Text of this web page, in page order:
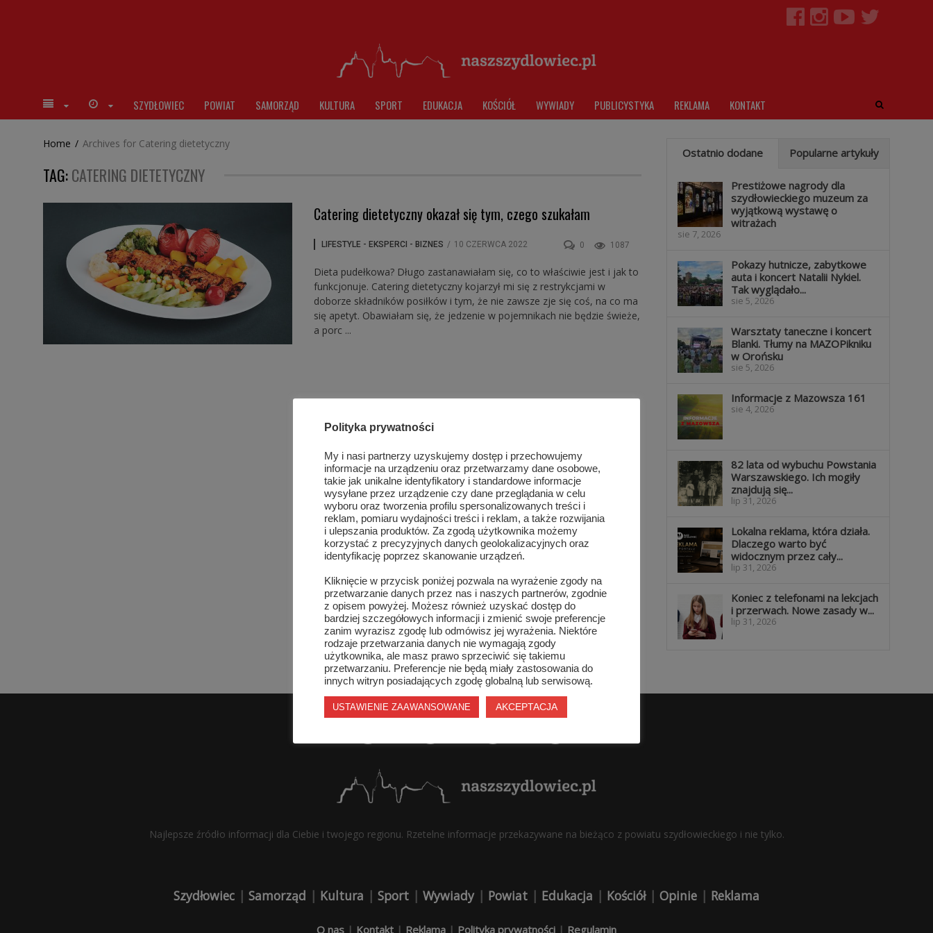
SZYDŁOWIEC POWIAT SAMORZĄD KULTURA SPORT EDUKACJA KOŚCIÓŁ WYWIADY PUBLICYSTYKA REKLAMA KONTAKT
Home / Archives for Catering dietetyczny
TAG:CATERING DIETETYCZNY
Catering dietetyczny okazał się tym, czego szukałam
LIFESTYLE - EKSPERCI - BIZNES / 10 CZERWCA 2022 0 1087
Dieta pudełkowa? Długo zastanawiałam się, co to właściwie jest i jak to
funkcjonuje. Catering dietetyczny kojarzył mi się z restrykcjami w
doborze składników posiłków i tym, że nie zawsze zje się coś, na co ma
się apetyt. Obawiałam się, że jedzenie w pojemnikach nie będzie świeże,
a porc ...
Ostatnio dodane Popularne artykuły
Prestiżowe nagrody dla
szydłowieckiego muzeum za
wyjątkową wystawę o
witrażach
sie 7, 2026
Pokazy hutnicze, zabytkowe
auta i koncert Natalii Nykiel.
Tak wyglądało...
sie 5, 2026
Warsztaty taneczne i koncert
Blanki. Tłumy na MAZOPikniku
w Orońsku
sie 5, 2026
Informacje z Mazowsza 161
sie 4, 2026
82 lata od wybuchu Powstania
Warszawskiego. Ich mogiły
znajdują się...
lip 31, 2026
Lokalna reklama, która działa.
Dlaczego warto być
widocznym przez cały...
lip 31, 2026
Koniec z telefonami na lekcjach
i przerwach. Nowe zasady w...
lip 31, 2026
Najlepsze źródło informacji dla Ciebie i twojego regionu. Rzetelne informacje przekazywane na bieżąco z powiatu szydłowieckiego i nie tylko.
Szydłowiec | Samorząd | Kultura | Sport | Wywiady| Powiat | Edukacja | Kościół| Opinie | Reklama
O nas | Kontakt | Reklama | Polityka prywatności | Regulamin
Polityka prywatności
My i nasi partnerzy uzyskujemy dostęp i przechowujemy
informacje na urządzeniu oraz przetwarzamy dane osobowe,
takie jak unikalne identyfikatory i standardowe informacje
wysyłane przez urządzenie czy dane przeglądania w celu
wyboru oraz tworzenia profilu spersonalizowanych treści i
reklam, pomiaru wydajności treści i reklam, a także rozwijania
i ulepszania produktów. Za zgodą użytkownika możemy
korzystać z precyzyjnych danych geolokalizacyjnych oraz
identyfikację poprzez skanowanie urządzeń.
Kliknięcie w przycisk poniżej pozwala na wyrażenie zgody na
przetwarzanie danych przez nas i naszych partnerów, zgodnie
z opisem powyżej. Możesz również uzyskać dostęp do
bardziej szczegółowych informacji i zmienić swoje preferencje
zanim wyrazisz zgodę lub odmówisz jej wyrażenia. Niektóre
rodzaje przetwarzania danych nie wymagają zgody
użytkownika, ale masz prawo sprzeciwić się takiemu
przetwarzaniu. Preferencje nie będą miały zastosowania do
innych witryn posiadających zgodę globalną lub serwisową.
USTAWIENIE ZAAWANSOWANE AKCEPTACJA